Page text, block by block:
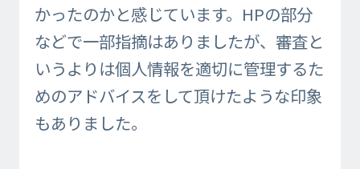
かったのかと感じています。HPの部分
などで一部指摘はありましたが、審査と
いうよりは個人情報を適切に管理するた
めのアドバイスをして頂けたような印象
もありました。